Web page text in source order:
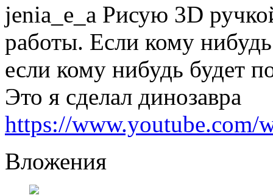
jenia_e_a Рисую 3D
работы. Если кому
если кому нибудь будет
Это я сделал динозавра
https://
Вложения